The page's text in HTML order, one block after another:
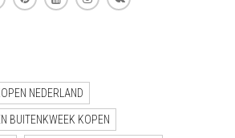
NEDERLAND
BUITENKWEEK KOPEN